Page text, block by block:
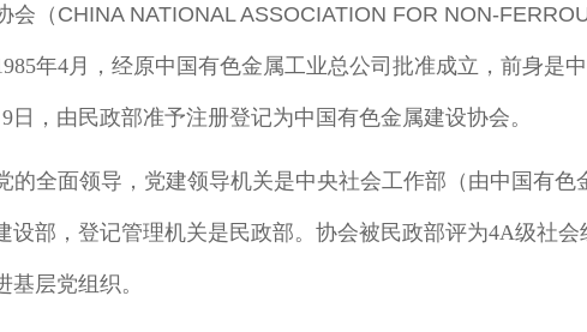
会 （CHINA NATIONAL ASSOCIATION FOR NON-
年4月，经原中国有色金属工业总公司批准成立，前身是
日，由民政部准予注册登记为中国有色金属建设协会。
的全面领导，党建领导机关是中央社会工作部（由中国有色
设部，登记管理机关是民政部。协会被民政部评为4A级社
层党组织。